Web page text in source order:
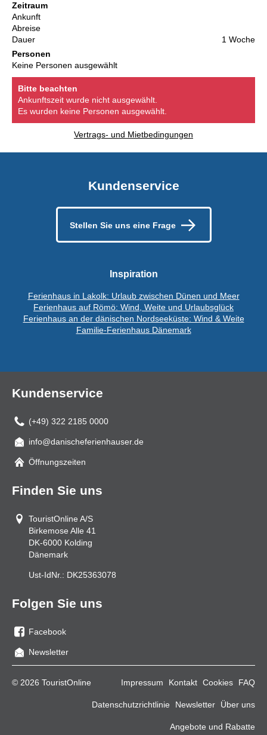
Zeitraum
Ankunft
Abreise
Dauer
1 Woche
Personen
Keine Personen ausgewählt
Bitte beachten
Ankunftszeit wurde nicht ausgewählt.
Es wurden keine Personen ausgewählt.
Vertrags- und Mietbedingungen
Kundenservice
Stellen Sie uns eine Frage
Inspiration
Ferienhaus in Lakolk: Urlaub zwischen Dünen und Meer
Ferienhaus auf Römö: Wind, Weite und Urlaubsglück
Ferienhaus an der dänischen Nordseeküste: Wind & Weite
Familie-Ferienhaus Dänemark
Kundenservice
(+49) 322 2185 0000
Mail
info@danischeferienhauser.de
Öffnungszeiten
Finden Sie uns
TouristOnline A/S
Birkemose Alle 41
DK-6000 Kolding
Dänemark
Ust-IdNr.: DK25363078
Folgen Sie uns
Sie
uns
Facebook
Newsletter
© 2026 TouristOnline Impressum Kontakt Cookies FAQ
Datenschutzrichtlinie Newsletter Über uns
Angebote und Rabatte